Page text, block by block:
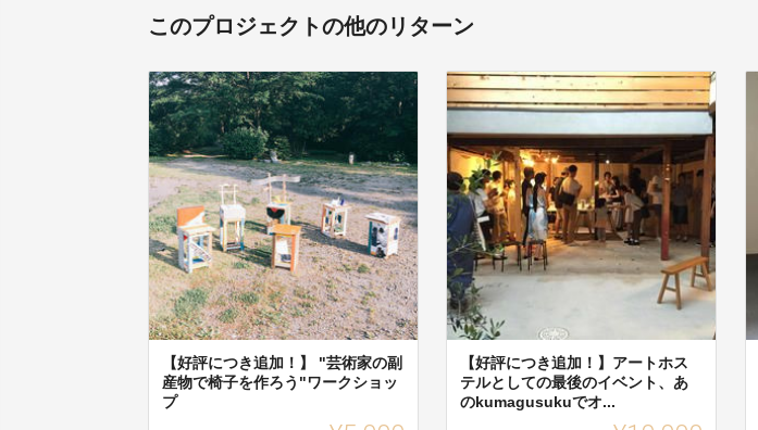
このプロジェクトの他のリターン
【好評につき追加！】 "芸術家の副
産物で椅子を作ろう"ワークショッ
プ
【好評につき追加！】アートホス
テルとしての最後のイベント、あ
のkumagusukuでオ...